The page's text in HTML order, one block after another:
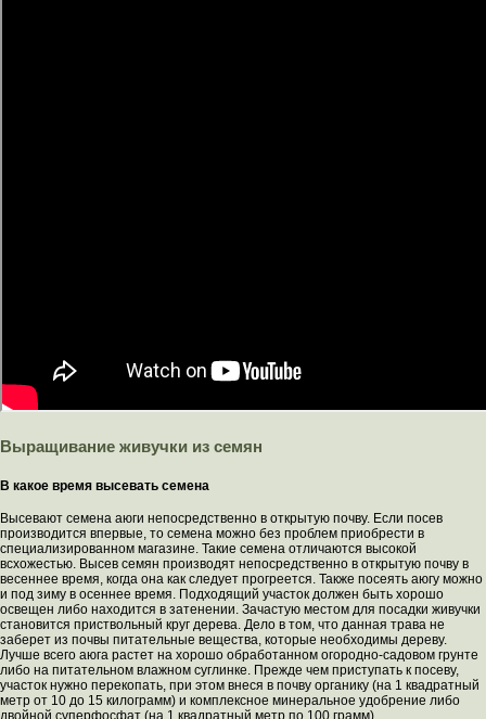
Выращивание живучки из семян
В какое время высевать семена
Высевают семена аюги непосредственно в открытую почву. Если посев
производится впервые, то семена можно без проблем приобрести в
специализированном магазине. Такие семена отличаются высокой
всхожестью. Высев семян производят непосредственно в открытую почву в
весеннее время, когда она как следует прогреется. Также посеять аюгу можно
и под зиму в осеннее время. Подходящий участок должен быть хорошо
освещен либо находится в затенении. Зачастую местом для посадки живучки
становится приствольный круг дерева. Дело в том, что данная трава не
заберет из почвы питательные вещества, которые необходимы дереву.
Лучше всего аюга растет на хорошо обработанном огородно-садовом грунте
либо на питательном влажном суглинке. Прежде чем приступать к посеву,
участок нужно перекопать, при этом внеся в почву органику (на 1 квадратный
метр от 10 до 15 килограмм) и комплексное минеральное удобрение либо
двойной суперфосфат (на 1 квадратный метр по 100 грамм).